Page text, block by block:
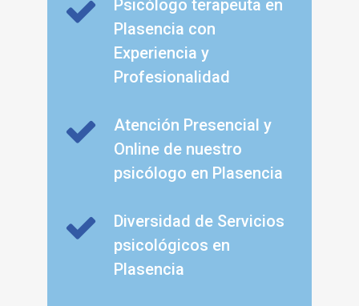
Psicólogo terapeuta en
Plasencia con
Experiencia y
Profesionalidad
Atención Presencial y
Online de nuestro
psicólogo en Plasencia
Diversidad de Servicios
psicológicos en
Plasencia